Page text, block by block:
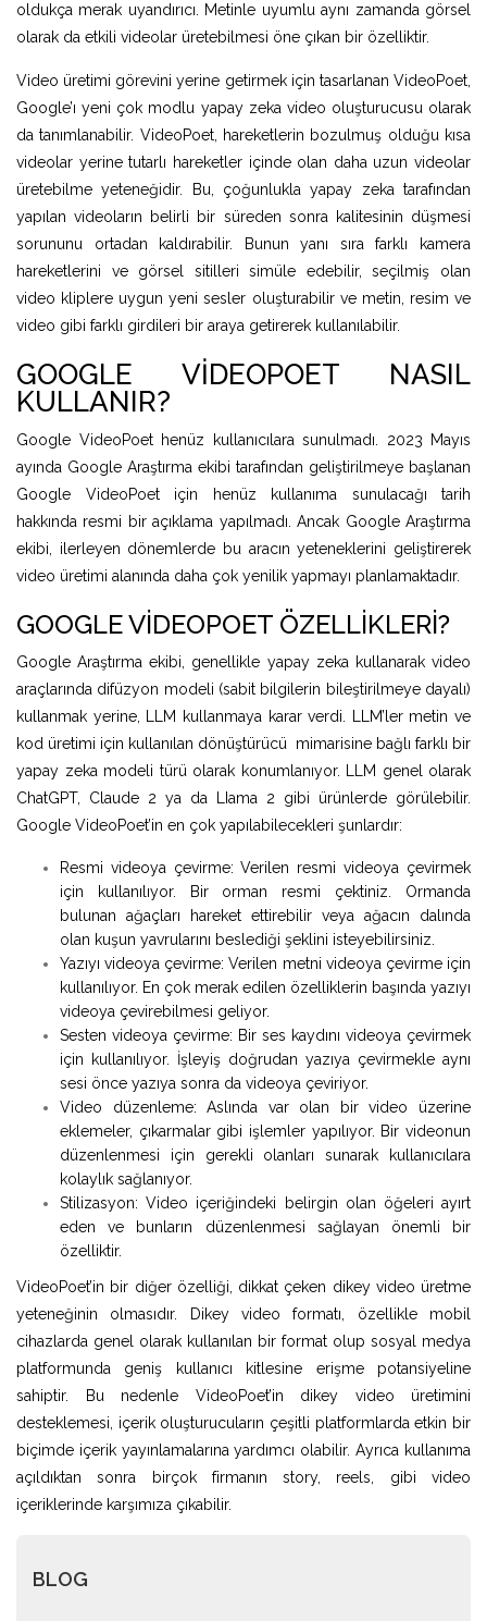
oldukça merak uyandırıcı. Metinle uyumlu aynı zamanda görsel
olarak da etkili videolar üretebilmesi öne çıkan bir özelliktir.
Video üretimi görevini yerine getirmek için tasarlanan VideoPoet,
Google’ı yeni çok modlu yapay zeka video oluşturucusu olarak
da tanımlanabilir. VideoPoet, hareketlerin bozulmuş olduğu kısa
videolar yerine tutarlı hareketler içinde olan daha uzun videolar
üretebilme yeteneğidir. Bu, çoğunlukla yapay zeka tarafından
yapılan videoların belirli bir süreden sonra kalitesinin düşmesi
sorununu ortadan kaldırabilir. Bunun yanı sıra farklı kamera
hareketlerini ve görsel sitilleri simüle edebilir, seçilmiş olan
video kliplere uygun yeni sesler oluşturabilir ve metin, resim ve
video gibi farklı girdileri bir araya getirerek kullanılabilir.
GOOGLE VIDEOPOET NASIL
KULLANIR?
Google VideoPoet henüz kullanıcılara sunulmadı. 2023 Mayıs
ayında Google Araştırma ekibi tarafından geliştirilmeye başlanan
Google VideoPoet için henüz kullanıma sunulacağı tarih
hakkında resmi bir açıklama yapılmadı. Ancak Google Araştırma
ekibi, ilerleyen dönemlerde bu aracın yeteneklerini geliştirerek
video üretimi alanında daha çok yenilik yapmayı planlamaktadır.
GOOGLE VIDEOPOET ÖZELLIKLERI?
Google Araştırma ekibi, genellikle yapay zeka kullanarak video
araçlarında difüzyon modeli (sabit bilgilerin bileştirilmeye dayalı)
kullanmak yerine, LLM kullanmaya karar verdi. LLM’ler metin ve
kod üretimi için kullanılan dönüştürücü mimarisine bağlı farklı bir
yapay zeka modeli türü olarak konumlanıyor. LLM genel olarak
ChatGPT, Claude 2 ya da LIama 2 gibi ürünlerde görülebilir.
Google VideoPoet’in en çok yapılabilecekleri şunlardır:
Resmi videoya çevirme: Verilen resmi videoya çevirmek
için kullanılıyor. Bir orman resmi çektiniz. Ormanda
bulunan ağaçları hareket ettirebilir veya ağacın dalında
olan kuşun yavrularını beslediği şeklini isteyebilirsiniz.
Yazıyı videoya çevirme: Verilen metni videoya çevirme için
kullanılıyor. En çok merak edilen özelliklerin başında yazıyı
videoya çevirebilmesi geliyor.
Sesten videoya çevirme: Bir ses kaydını videoya çevirmek
için kullanılıyor. İşleyiş doğrudan yazıya çevirmekle aynı
sesi önce yazıya sonra da videoya çeviriyor.
Video düzenleme: Aslında var olan bir video üzerine
eklemeler, çıkarmalar gibi işlemler yapılıyor. Bir videonun
düzenlenmesi için gerekli olanları sunarak kullanıcılara
kolaylık sağlanıyor.
Stilizasyon: Video içeriğindeki belirgin olan öğeleri ayırt
eden ve bunların düzenlenmesi sağlayan önemli bir
özelliktir.
VideoPoet’in bir diğer özelliği, dikkat çeken dikey video üretme
yeteneğinin olmasıdır. Dikey video formatı, özellikle mobil
cihazlarda genel olarak kullanılan bir format olup sosyal medya
platformunda geniş kullanıcı kitlesine erişme potansiyeline
sahiptir. Bu nedenle VideoPoet’in dikey video üretimini
desteklemesi, içerik oluşturucuların çeşitli platformlarda etkin bir
biçimde içerik yayınlamalarına yardımcı olabilir. Ayrıca kullanıma
açıldıktan sonra birçok firmanın story, reels, gibi video
içeriklerinde karşımıza çıkabilir.
BLOG